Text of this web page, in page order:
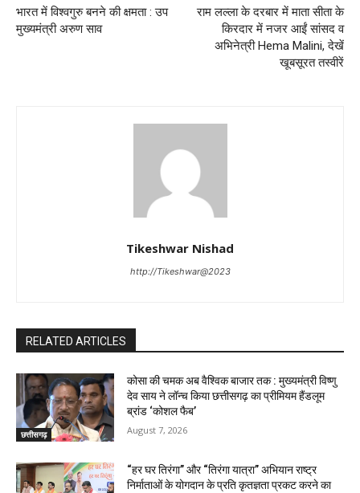
भारत में विश्वगुरु बनने की क्षमता : उप
मुख्यमंत्री अरुण साव
राम लल्ला के दरबार में माता सीता के
किरदार में नजर आईं सांसद व
अभिनेत्री Hema Malini, देखें
खूबसूरत तस्वीरें
Tikeshwar Nishad
http://Tikeshwar@2023
RELATED ARTICLES
छत्तीसगढ़
कोसा की चमक अब वैश्विक बाजार तक : मुख्यमंत्री विष्णु
देव साय ने लॉन्च किया छत्तीसगढ़ का प्रीमियम हैंडलूम
ब्रांड ‘कोशल फैब’
August 7, 2026
“हर घर तिरंगा” और “तिरंगा यात्रा” अभियान राष्ट्र
निर्माताओं के योगदान के प्रति कृतज्ञता प्रकट करने का